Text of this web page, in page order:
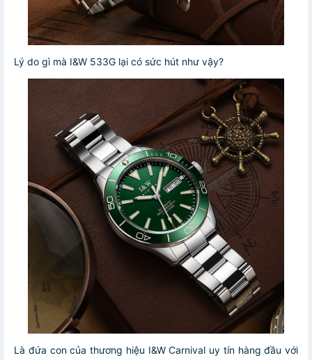
Lý do gì mà I&W 533G lại có sức hút như vậy?
Là đứa con của thương hiệu I&W Carnival uy tín hàng đầu với